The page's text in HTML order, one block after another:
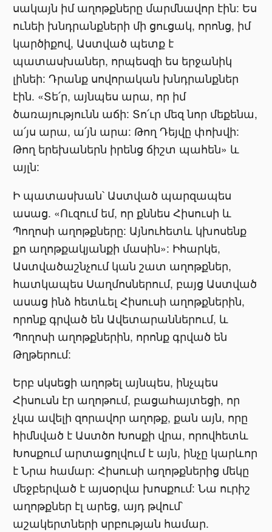
սակայն իմ աղոթքները մարմնավոր էին: Ես
ունեի խնդրանքների մի ցուցակ, որոնց, իմ
կարծիքով, Աստված պետք է
պատասխաներ, որպեսզի ես երջանիկ
լինեի: Դրանք սովորական խնդրանքներ
էին. «Տե՛ր, այնպես արա, որ իմ
ծառայությունն աճի: Տո՛ւր մեզ նոր մեքենա,
ա՛յս արա, ա՛յն արա: Թող Դեյվը փոխվի:
Թող երեխաներն իրենց ճիշտ պահեն» և
այլն:
Ի պատասխան՝ Աստված պարզապես
ասաց. «Ուզում եմ, որ քննես Հիսուսի և
Պողոսի աղոթքները: Այնուհետև կխոսենք
քո աղոթքակյանքի մասին»: Իհարկե,
Աստվածաշնչում կան շատ աղոթքներ,
հատկապես Սաղմոսներում, բայց Աստված
ասաց ինձ հետևել Հիսուսի աղոթքներին,
որոնք գրված են Ավետարաններում, և
Պողոսի աղոթքներին, որոնք գրված են
Թղթերում:
Երբ սկսեցի աղոթել այնպես, ինչպես
Հիսուսն էր աղոթում, բացահայտեցի, որ
չկա ավելի զորավոր աղոթք, քան այն, որը
հիմնված է Աստծո Խոսքի վրա, որովհետև
Խոսքում արտացոլվում է այն, ինչը կարևոր
է Նրա համար: Հիսուսի աղոթքներից մեկը
մեջբերված է այսօրվա խոսքում: Նա ուրիշ
աղոթքներ էլ արեց, այդ թվում՝
աշակերտների սրբության համար.